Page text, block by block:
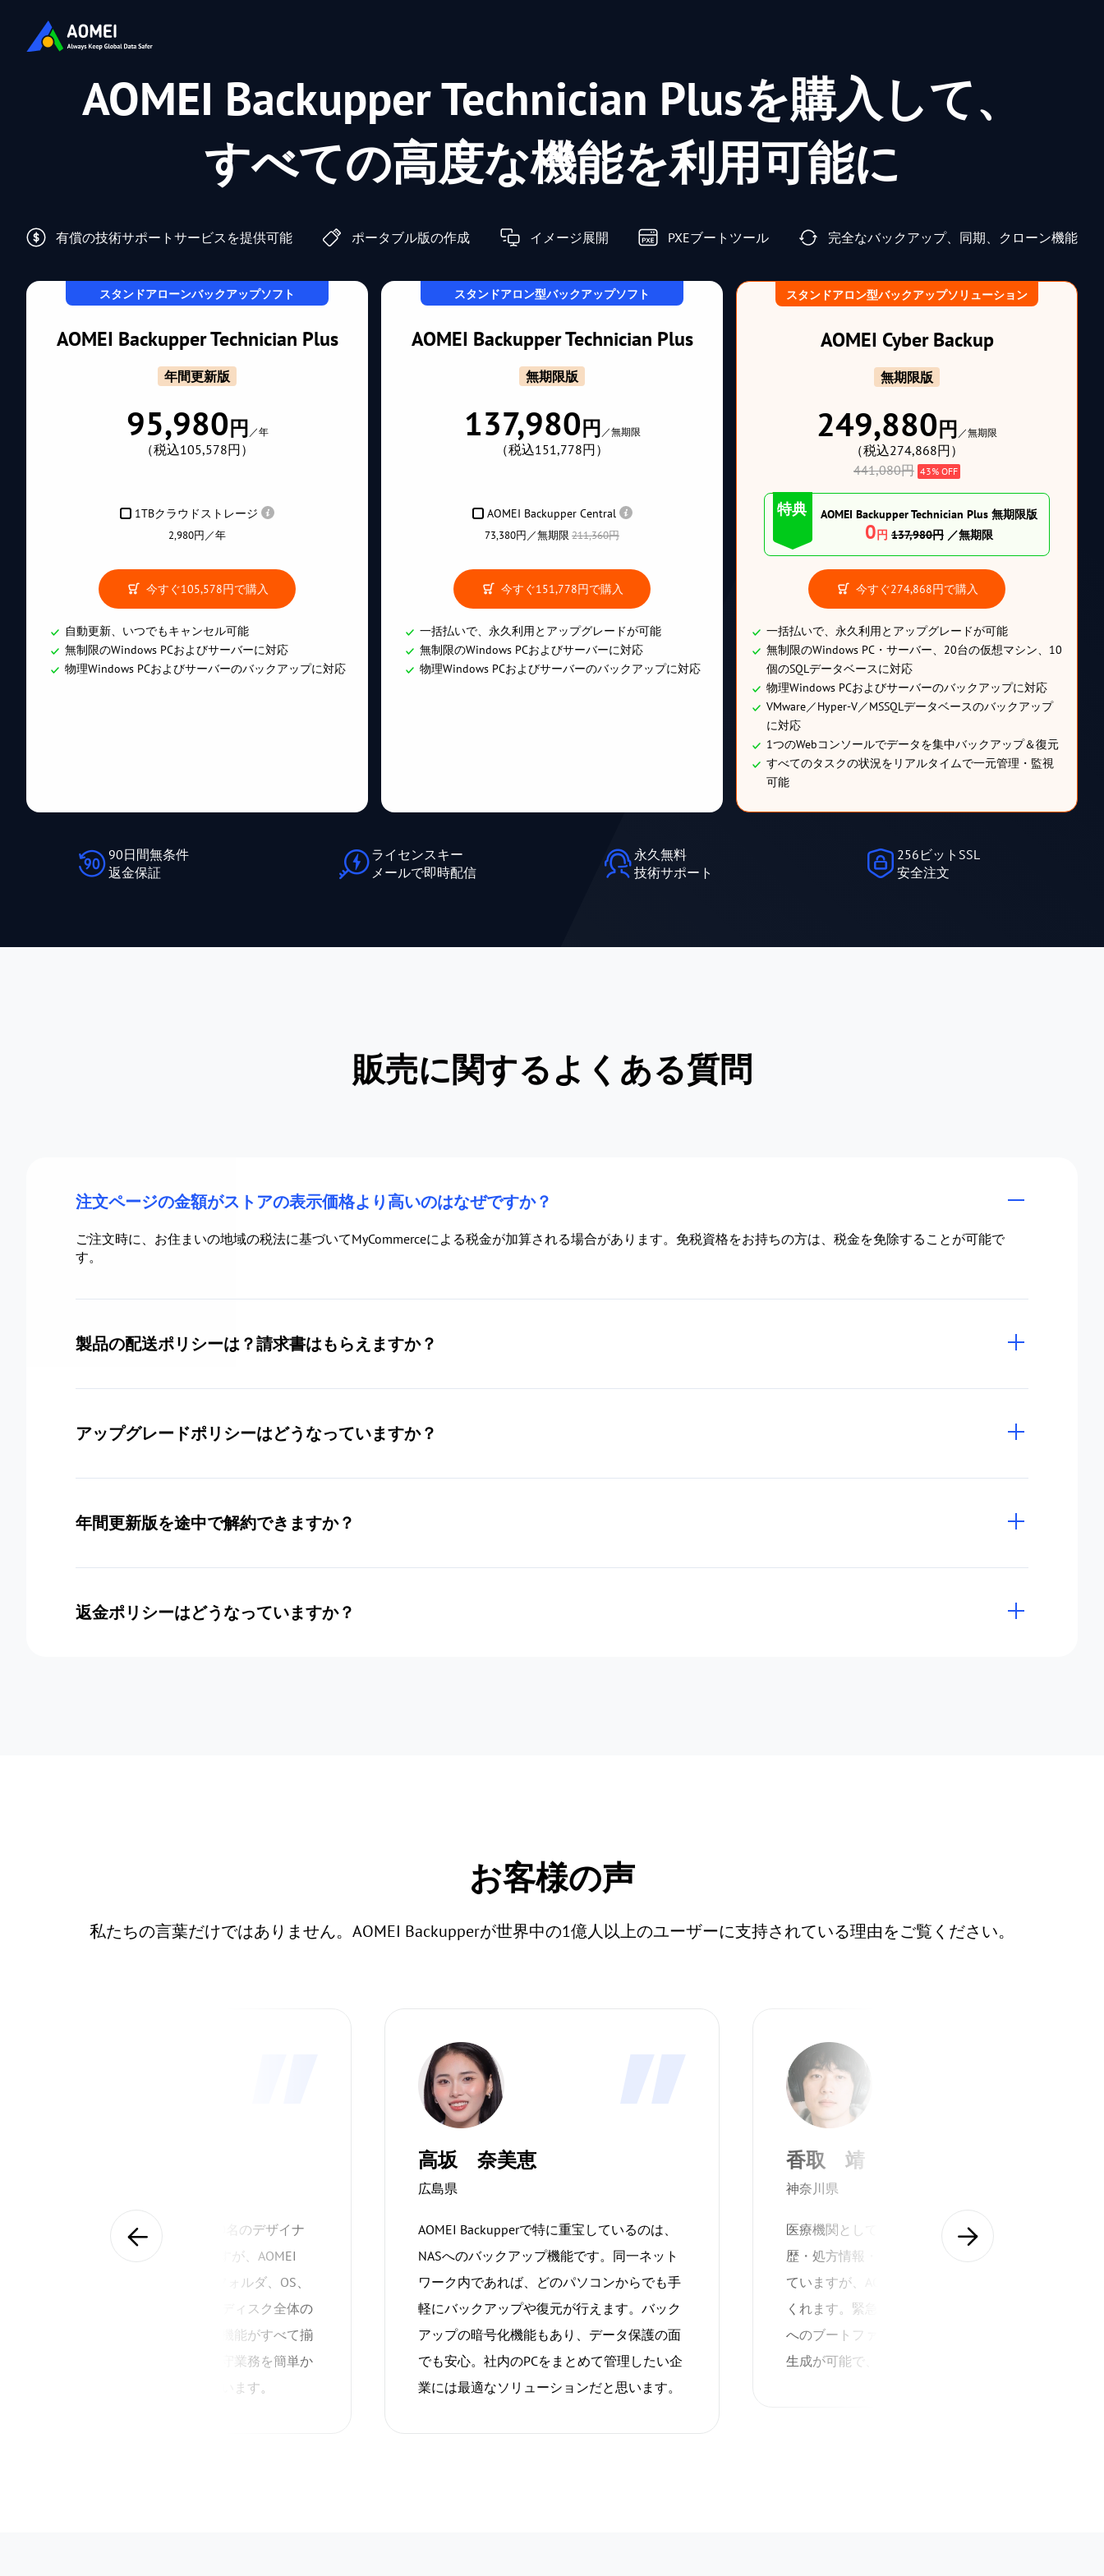
AOMEI Backupper Technician Plusを購入して、
すべての高度な機能を利用可能に
有償の技術サポートサービスを提供可能 ポータブル版の作成 イメージ展開 PXEブートツール 完全なバックアップ、同期、クローン機能
スタンドアローンバックアップソフト
AOMEI Backupper Technician Plus
年間更新版
95,980円 ／年
（税込105,578円）
1TBクラウドストレージ
2,980円／年
今すぐ105,578円で購入
自動更新、いつでもキャンセル可能
無制限のWindows PCおよびサーバーに対応
物理Windows PCおよびサーバーのバックアップに対応
スタンドアロン型バックアップソフト
AOMEI Backupper Technician Plus
無期限版
137,980円 ／無期限
（税込151,778円）
AOMEI Backupper Central
73,380円／無期限 211,360円
今すぐ151,778円で購入
一括払いで、永久利用とアップグレードが可能
無制限のWindows PCおよびサーバーに対応
物理Windows PCおよびサーバーのバックアップに対応
スタンドアロン型バックアップソリューション
AOMEI Cyber Backup
無期限版
249,880円 ／無期限
（税込274,868円）
441,080円 43% OFF
特典 AOMEI Backupper Technician Plus 無期限版
0円 137,980円 ／無期限
今すぐ274,868円で購入
一括払いで、永久利用とアップグレードが可能
無制限のWindows PC・サーバー、20台の仮想マシン、10
個のSQLデータベースに対応
物理Windows PCおよびサーバーのバックアップに対応
VMware／Hyper-V／MSSQLデータベースのバックアップ
に対応
1つのWebコンソールでデータを集中バックアップ＆復元
すべてのタスクの状況をリアルタイムで一元管理・監視
可能
90日間無条件
返金保証
ライセンスキー
メールで即時配信
永久無料
技術サポート
256ビットSSL
安全注文
販売に関するよくある質問
注文ページの金額がストアの表示価格より高いのはなぜですか？
ご注文時に、お住まいの地域の税法に基づいてMyCommerceによる税金が加算される場合があります。免税資格をお持ちの方は、税金を免除することが可能で
す。
製品の配送ポリシーは？請求書はもらえますか？
アップグレードポリシーはどうなっていますか？
年間更新版を途中で解約できますか？
返金ポリシーはどうなっていますか？
お客様の声
私たちの言葉だけではありません。AOMEI Backupperが世界中の1億人以上のユーザーに支持されている理由をご覧ください。
スタジオ内には57台のPCと30名のデザイナ
ー、390TBのデータがありますが、AOMEI
Backupperには、ファイルやフォルダ、OS、
パーティション全体、またはディスク全体の
バックアップと復元に必要な機能がすべて揃
っています。日々のデータ保守業務を簡単か
つ自動化してくれて助かっています。
高坂 奈美恵
広島県
AOMEI Backupperで特に重宝しているのは、
NASへのバックアップ機能です。同一ネット
ワーク内であれば、どのパソコンからでも手
軽にバックアップや復元が行えます。バック
アップの暗号化機能もあり、データ保護の面
でも安心。社内のPCをまとめて管理したい企
業には最適なソリューションだと思います。
香取 靖
神奈川県
医療機関として、大量の患者データ（診療履
歴・処方情報・CTやMRIの画像など）を扱っ
ていますが、AOMEIは期待以上の働きをして
くれます。緊急対応が必要な場面でも、USB
へのブートファイル作成やブータブルISOの
生成が可能で、非常に信頼性が高いです。